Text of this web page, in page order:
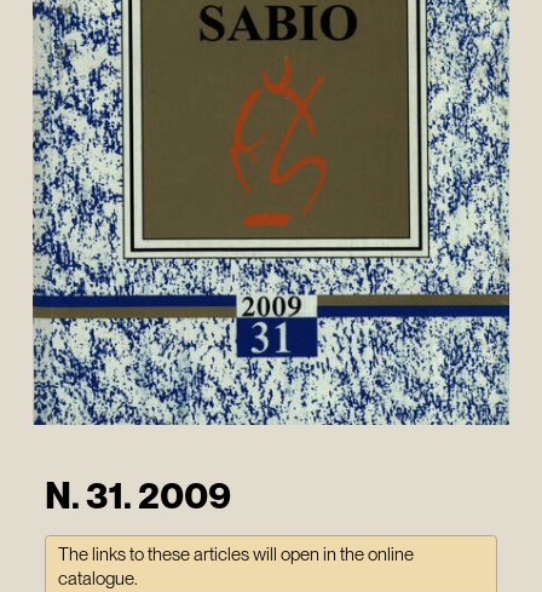
N. 31. 2009
The links to these articles will open in the online
catalogue.